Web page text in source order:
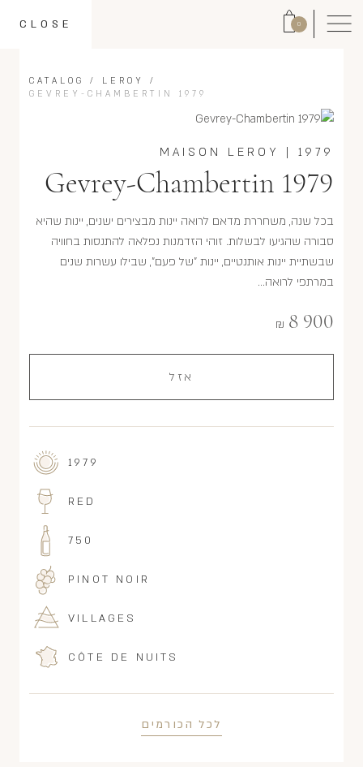
0
CLOSE
CATALOG / LEROY
/
GEVREY-CHAMBERTIN 1979
1979
|
MAISON LEROY
Gevrey-Chambertin 1979
בכל שנה, משחררת מדאם לרואה יינות מבצירים ישנים, יינות שהיא
סבורה שהגיעו לבשלות. זוהי הזדמנות נפלאה להתנסות בחוויה
שבשתיית יינות אותנטיים, יינות "של פעם", שבילו עשרות שנים
במרתפי לרואה...
8 900
₪
אזל
1979
RED
750
PINOT NOIR
VILLAGES
CÔTE DE NUITS
לכל הכורמים